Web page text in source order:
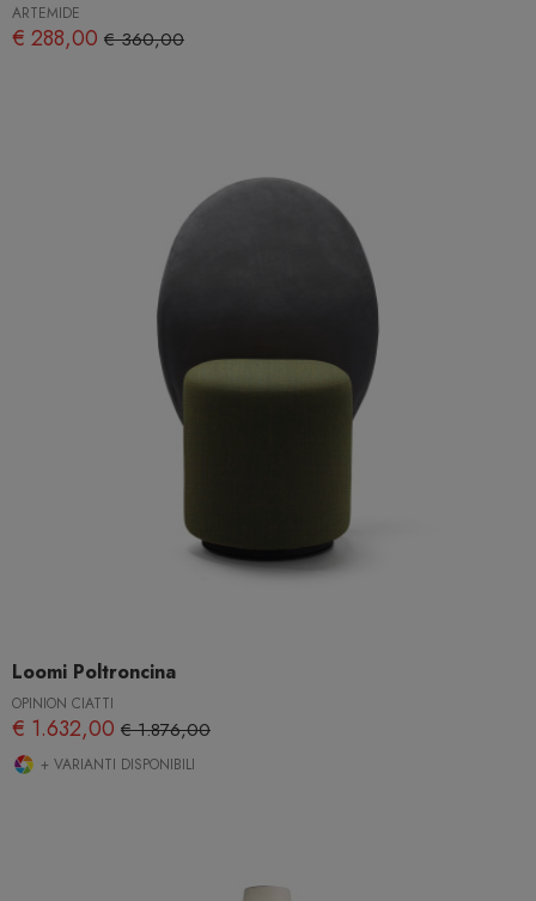
ARTEMIDE
€ 288,00 € 360,00
Loomi Poltroncina
OPINION CIATTI
€ 1.632,00 € 1.876,00
+ VARIANTI DISPONIBILI